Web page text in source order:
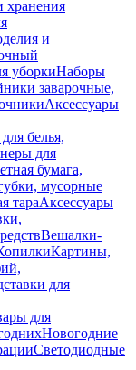
хранения
и
уборкиНаборы
заварочные,
Аксессуары
белья,
для
бумага,
мусорные
тараАксессуары
Вешалки-
Картины,
для
для
Новогодние
Светодиодные